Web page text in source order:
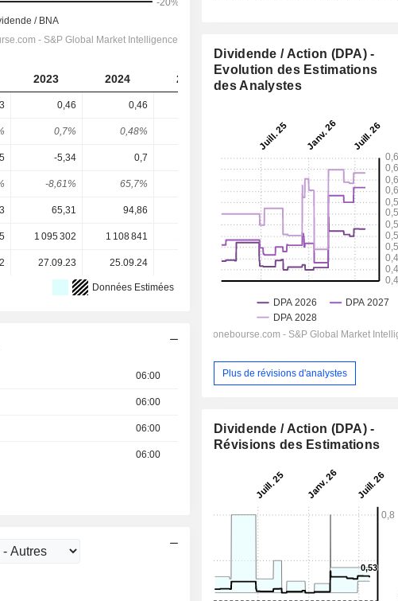
2023 2024 2025 2026
0,46 0,46
0,7% 0,48% 0,06%
-5,34 0,7 72,57 147,6
-8,61% 65,7% 0,73% 0,41%
65,31 94,86 881,47 881,47
1 095 302 1 108 841 1 129 393 -
27.09.23 25.09.24 - -
Données Estimées
06:00
06:00
06:00
06:00
Dividende / Action (DPA) -
Evolution des Estimations
des Analystes
Plus de révisions d'analystes
Dividende / Action (DPA) -
Révisions des Estimations